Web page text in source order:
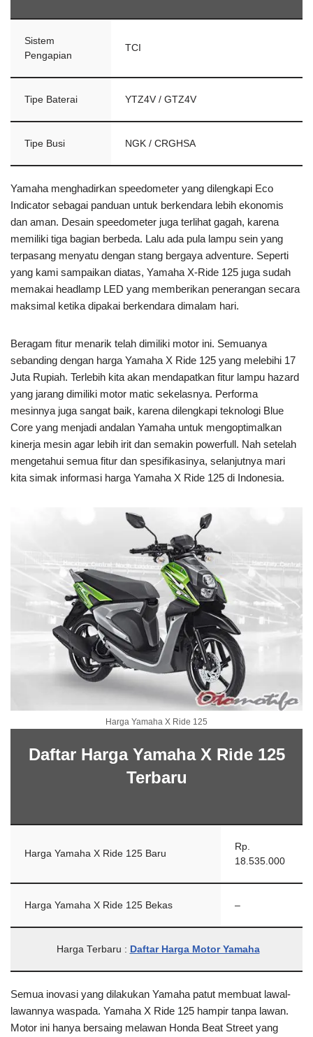
Sistem
Pengapian
TCI
Tipe Baterai YTZ4V / GTZ4V
Tipe Busi NGK / CRGHSA
Yamaha menghadirkan speedometer yang dilengkapi Eco
Indicator sebagai panduan untuk berkendara lebih ekonomis
dan aman. Desain speedometer juga terlihat gagah, karena
memiliki tiga bagian berbeda. Lalu ada pula lampu sein yang
terpasang menyatu dengan stang bergaya adventure. Seperti
yang kami sampaikan diatas, Yamaha X-Ride 125 juga sudah
memakai headlamp LED yang memberikan penerangan secara
maksimal ketika dipakai berkendara dimalam hari.
Beragam fitur menarik telah dimiliki motor ini. Semuanya
sebanding dengan harga Yamaha X Ride 125 yang melebihi 17
Juta Rupiah. Terlebih kita akan mendapatkan fitur lampu hazard
yang jarang dimiliki motor matic sekelasnya. Performa
mesinnya juga sangat baik, karena dilengkapi teknologi Blue
Core yang menjadi andalan Yamaha untuk mengoptimalkan
kinerja mesin agar lebih irit dan semakin powerfull. Nah setelah
mengetahui semua fitur dan spesifikasinya, selanjutnya mari
kita simak informasi harga Yamaha X Ride 125 di Indonesia.
Harga Yamaha X Ride 125
Daftar Harga Yamaha X Ride 125
Terbaru
Harga Yamaha X Ride 125 Baru
Rp.
18.535.000
Harga Yamaha X Ride 125 Bekas –
Harga Terbaru : Daftar Harga Motor Yamaha
Semua inovasi yang dilakukan Yamaha patut membuat lawal-
lawannya waspada. Yamaha X Ride 125 hampir tanpa lawan.
Motor ini hanya bersaing melawan Honda Beat Street yang